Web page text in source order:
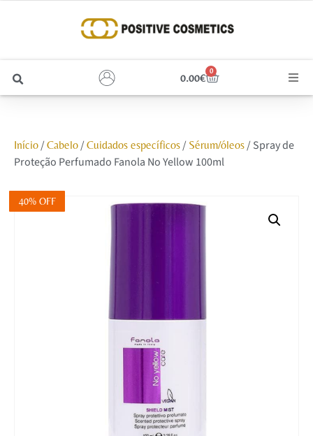
0.00€
0
Unhas
Início/ Cabelo/ Cuidados específicos/ Sérum/óleos/ Spray de
Proteção Perfumado Fanola No Yellow 100ml
40% OFF